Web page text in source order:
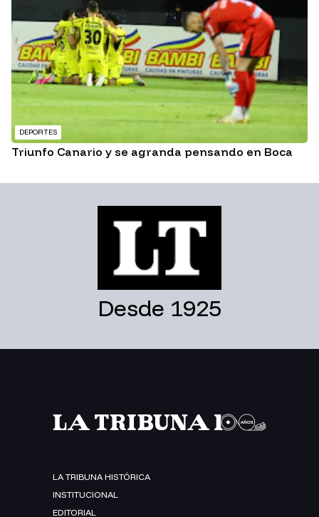
DEPORTES
Triunfo Canario y se agranda pensando en Boca
Desde 1925
LA TRIBUNA HISTÓRICA
INSTITUCIONAL
EDITORIAL